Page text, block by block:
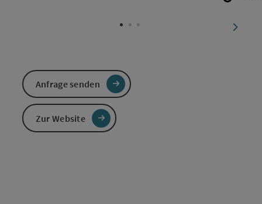
Anfrage senden
Zur Website